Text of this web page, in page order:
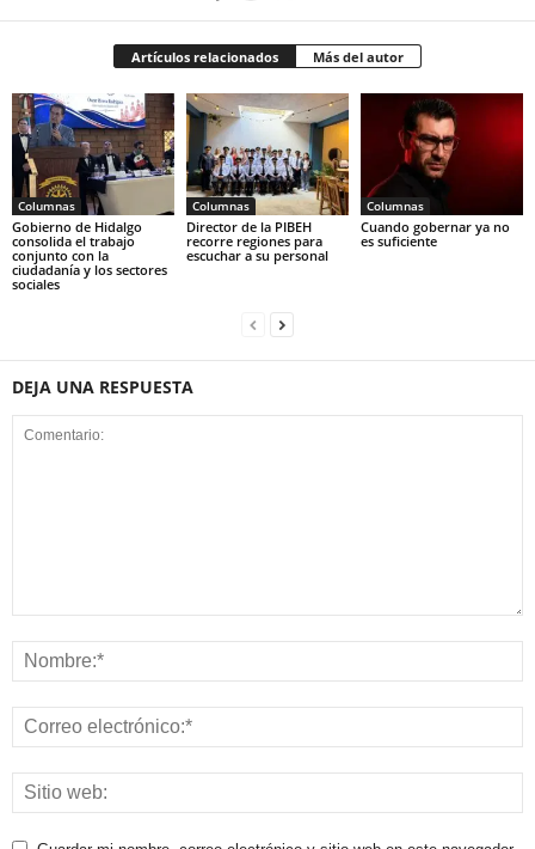
Artículos relacionados Más del autor
Columnas
Gobierno de Hidalgo
consolida el trabajo
conjunto con la
ciudadanía y los sectores
sociales
Columnas
Director de la PIBEH
recorre regiones para
escuchar a su personal
Columnas
Cuando gobernar ya no
es suficiente
DEJA UNA RESPUESTA